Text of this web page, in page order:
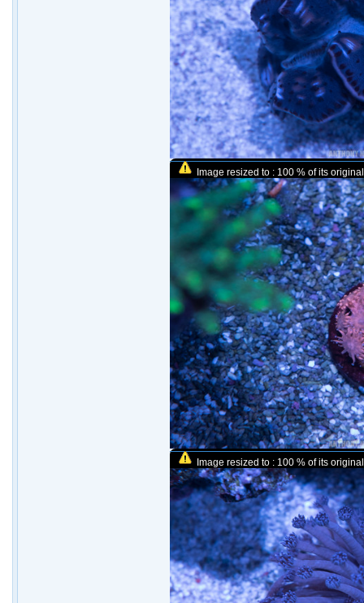
Image resized to : 100 % of its
Image resized to : 100 % of its